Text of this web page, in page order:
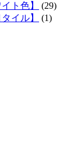
ト色】
(29)
イル】
(1)